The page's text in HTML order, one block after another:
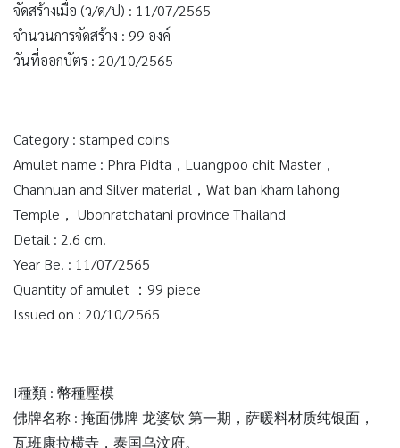
จัดสร้างเมื่อ (ว/ด/ป) : 11/07/2565
จำนวนการจัดสร้าง : 99 องค์
วันที่ออกบัตร : 20/10/2565
Category : stamped coins
Amulet name : Phra Pidta，Luangpoo chit Master，
Channuan and Silver material，Wat ban kham lahong
Temple， Ubonratchatani province Thailand
Detail : 2.6 cm.
Year Be. : 11/07/2565
Quantity of amulet ：99 piece
Issued on : 20/10/2565
I種類 : 幣種壓模
佛牌名称 : 掩面佛牌 龙婆钦 第一期，萨暖料材质纯银面，
瓦班康拉横寺，泰国乌汶府。